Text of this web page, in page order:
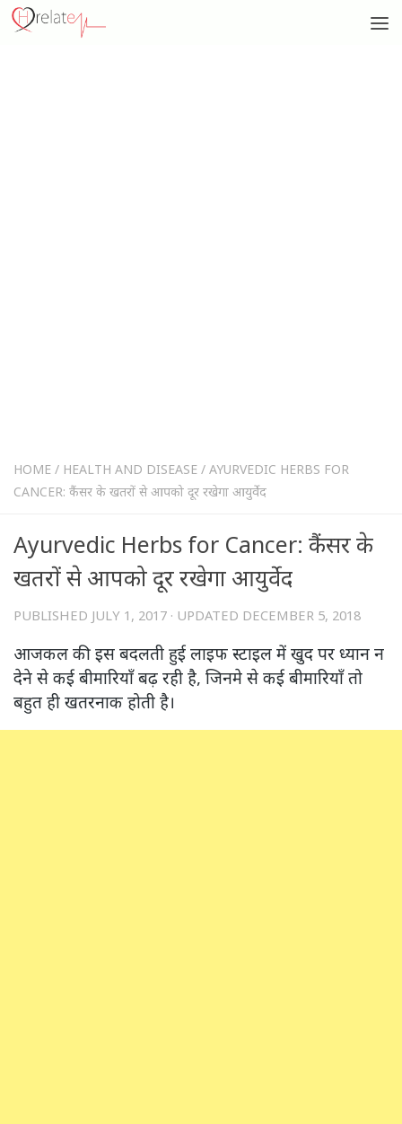
HOME / HEALTH AND DISEASE / AYURVEDIC HERBS FOR
CANCER: कैंसर के खतरों से आपको दूर रखेगा आयुर्वेद
Ayurvedic Herbs for Cancer: कैंसर के
खतरों से आपको दूर रखेगा आयुर्वेद
PUBLISHED JULY 1, 2017 · UPDATED DECEMBER 5, 2018
आजकल की इस बदलती हुई लाइफ स्टाइल में खुद पर ध्यान न
देने से कई बीमारियाँ बढ़ रही है, जिनमे से कई बीमारियाँ तो
बहुत ही खतरनाक होती है।